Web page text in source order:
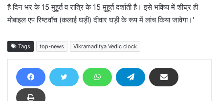
है दिन भर के 15 मुहूर्त व रात्रि के 15 मुहूर्त दर्शाती है। इसे भविष्य में शीघ्र ही
मोबाइल एप रिष्टवॉच (कलाई घड़ी) दीवार घड़ी के रूप में लांच किया जावेगा।'
Tags top-news Vikramaditya Vedic clock